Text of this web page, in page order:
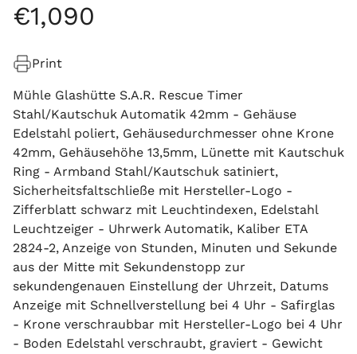
€1,090
Print
Mühle Glashütte S.A.R. Rescue Timer
Stahl/Kautschuk Automatik 42mm - Gehäuse
Edelstahl poliert, Gehäusedurchmesser ohne Krone
42mm, Gehäusehöhe 13,5mm, Lünette mit Kautschuk
Ring - Armband Stahl/Kautschuk satiniert,
Sicherheitsfaltschließe mit Hersteller-Logo -
Zifferblatt schwarz mit Leuchtindexen, Edelstahl
Leuchtzeiger - Uhrwerk Automatik, Kaliber ETA
2824-2, Anzeige von Stunden, Minuten und Sekunde
aus der Mitte mit Sekundenstopp zur
sekundengenauen Einstellung der Uhrzeit, Datums
Anzeige mit Schnellverstellung bei 4 Uhr - Safirglas
- Krone verschraubbar mit Hersteller-Logo bei 4 Uhr
- Boden Edelstahl verschraubt, graviert - Gewicht